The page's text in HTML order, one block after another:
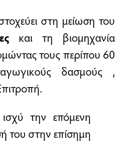
στη μείωση του
και τη βιομηχανία
τους περίπου 60
δασμούς ,
την επόμενη
του στην επίσημη